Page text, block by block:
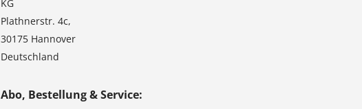
KG
Plathnerstr. 4c,
30175 Hannover
Deutschland
Abo, Bestellung & Service: